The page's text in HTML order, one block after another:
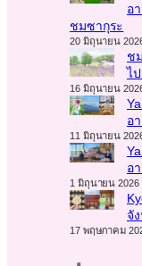
อ
ชมซากุระ
20 มิถุนายน
ช
ไ
16 มิถุนายน
อ
11 มิถุนายน
อ
1 มิถุนายน 2026
จั
17 พฤษภาคม